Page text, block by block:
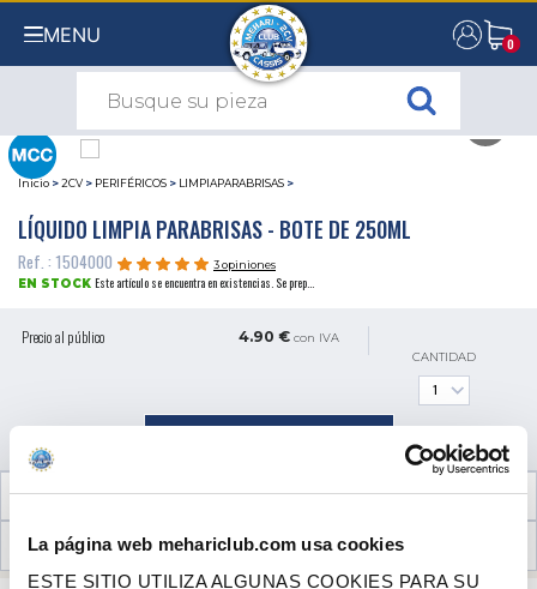
La página web mehariclub.com usa cookies
ESTE SITIO UTILIZA ALGUNAS COOKIES PARA SU
MENU 0
0
Inicio >2CV > PERIFÉRICOS > LIMPIAPARABRISAS >
LÍQUIDO LIMPIA PARABRISAS - BOTE DE 250ML
Ref. : 1504000
3 opiniones
EN STOCK Este artículo se encuentra en existencias. Se prep...
Precio al público 4.90 € con IVA
CANTIDAD
INFORMACIÓN TÉCNICA
OPINIONES DE CLIENTES (3)